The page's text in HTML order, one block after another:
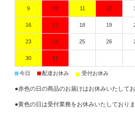
9 10 11 12
16 17 18 19
23 24 25 26
30 31
■今日 ■配達お休み ■ 受付お休み
●赤色の日の商品のお届けはお休みいたしてお
●黄色の日は受付業務をお休みいたしておりま